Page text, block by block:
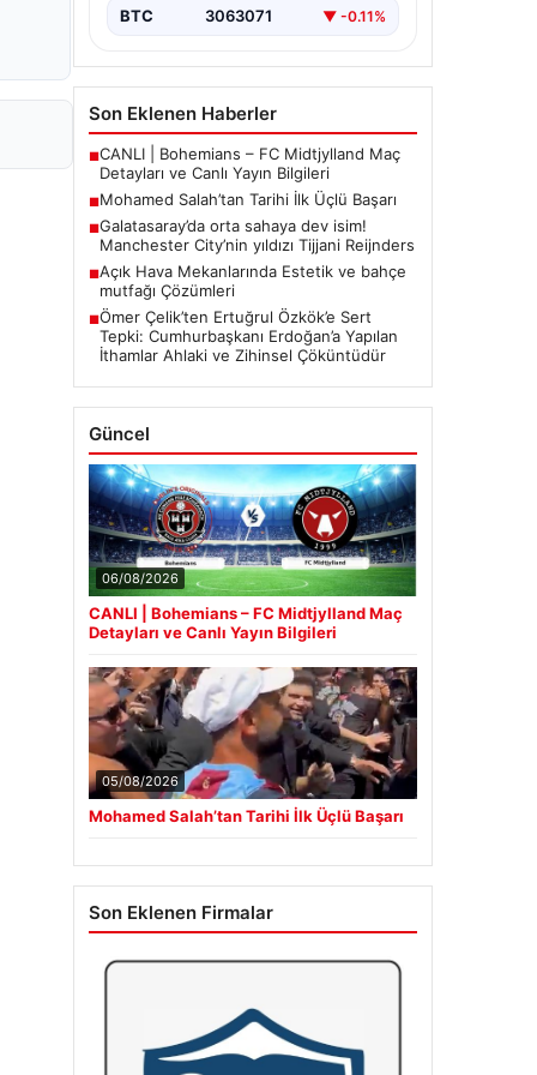
BTC 3063071 ▼ -0.11%
Son Eklenen Haberler
■CANLI | Bohemians – FC Midtjylland Maç
Detayları ve Canlı Yayın Bilgileri
■Mohamed Salah’tan Tarihi İlk Üçlü Başarı
■Galatasaray’da orta sahaya dev isim!
Manchester City’nin yıldızı Tijjani Reijnders
■Açık Hava Mekanlarında Estetik ve bahçe
mutfağı Çözümleri
■Ömer Çelik’ten Ertuğrul Özkök’e Sert
Tepki: Cumhurbaşkanı Erdoğan’a Yapılan
İthamlar Ahlaki ve Zihinsel Çöküntüdür
Güncel
06/08/2026
CANLI | Bohemians – FC Midtjylland Maç
Detayları ve Canlı Yayın Bilgileri
05/08/2026
Mohamed Salah’tan Tarihi İlk Üçlü Başarı
Son Eklenen Firmalar